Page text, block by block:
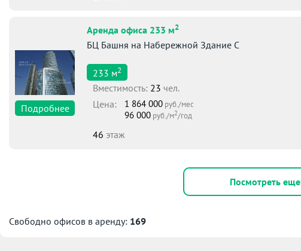
Подробнее
Аренда офиса 233 м2
БЦ Башня на Набережной Здание С
233 м2
Вместимоcть: 23 чел.
Цена:
1 864 000 руб./мес
96 000 руб./м2/год
46 этаж
Посмотреть еще
Свободно офисов в аренду: 169